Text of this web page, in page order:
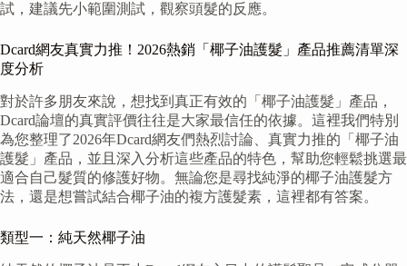
試，建議先小範圍測試，觀察頭髮的反應。
Dcard網友真實力推！2026熱銷「椰子油護髮」產品推薦清單深
度分析
對於許多朋友來說，想找到真正有效的「椰子油護髮」產品，
Dcard論壇的真實評價往往是大家最信任的依據。這裡我們特別
為您整理了2026年Dcard網友們熱烈討論、真實力推的「椰子油
護髮」產品，並且深入分析這些產品的特色，幫助您輕鬆挑選最
適合自己髮質的修護好物。無論您是尋找純淨的椰子油護髮方
法，還是想嘗試結合椰子油的複方護髮素，這裡都有答案。
類型一：純天然椰子油